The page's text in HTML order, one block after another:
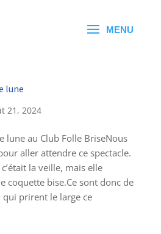
lune
21, 2024
lune au Club Folle BriseNous
aller attendre ce spectacle.
la veille, mais elle
coquette bise.Ce sont donc de
prirent le large ce